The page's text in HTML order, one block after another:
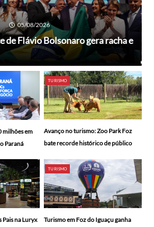
05/08/2026
de Flávio Bolsonaro gera racha e
milhões em
Paraná
TURISMO
Avanço no turismo: Zoo Park Foz
bate recorde histórico de público
Pais na Luryx
TURISMO
Turismo em Foz do Iguaçu ganha